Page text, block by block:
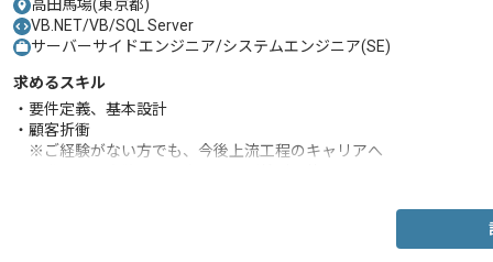
高田馬場(東京都)
VB.NET/VB/SQL Server
サーバーサイドエンジニア/システムエンジニア(SE)
求めるスキル
・要件定義、基本設計
・顧客折衝
※ご経験がない方でも、今後上流工程のキャリアへ